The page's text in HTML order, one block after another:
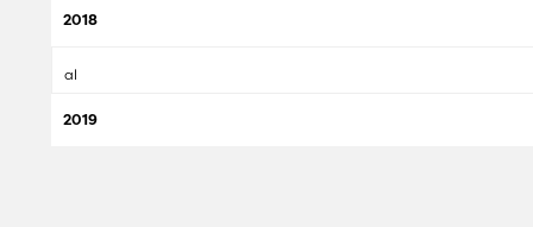
2018
al
2019